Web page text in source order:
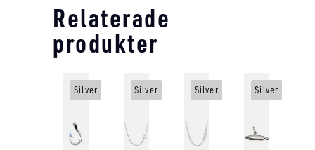
Relaterade
produkter
Silver Silver Silver Silver